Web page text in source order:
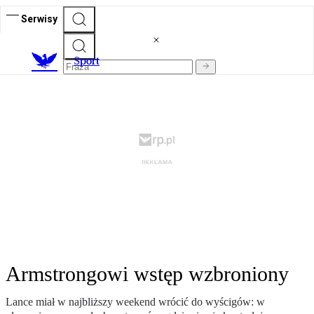
Serwisy
Sport
Armstrongowi wstęp wzbroniony
Lance miał w najbliższy weekend wrócić do wyścigów: w